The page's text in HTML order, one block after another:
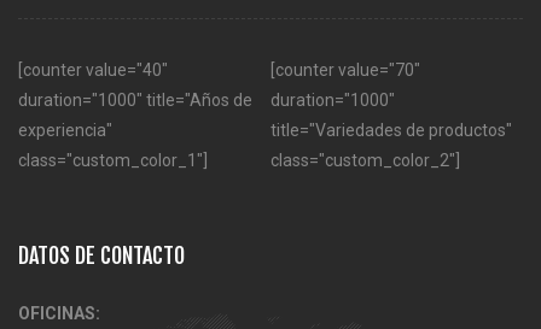
[counter value="40"
duration="1000" title="Años de
experiencia"
class="custom_color_1"]
[counter value="70"
duration="1000"
title="Variedades de productos"
class="custom_color_2"]
DATOS DE CONTACTO
OFICINAS: